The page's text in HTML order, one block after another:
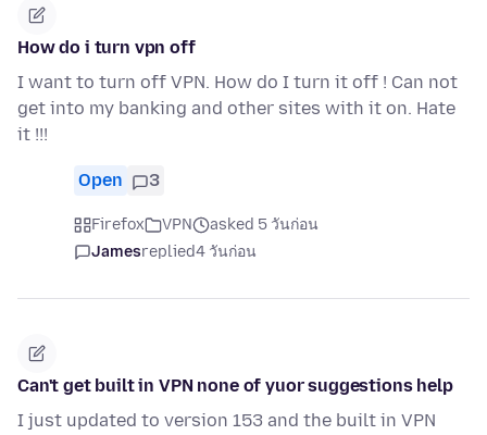
How do i turn vpn off
I want to turn off VPN. How do I turn it off ! Can not
get into my banking and other sites with it on. Hate
it !!!
Open 3
Firefox VPN
asked 5 วันก่อน
Jamesreplied4 วันก่อน
Can't get built in VPN none of yuor suggestions help
I just updated to version 153 and the built in VPN